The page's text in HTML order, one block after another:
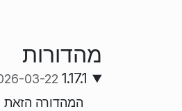
מהדורות
1.17.1
03-22
המהדורה